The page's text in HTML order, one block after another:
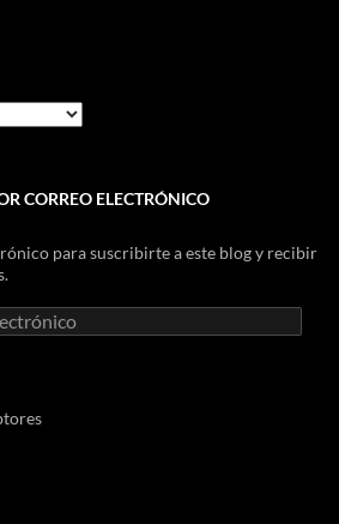
CORREO ELECTRÓNICO
para suscribirte a este blog y recibir